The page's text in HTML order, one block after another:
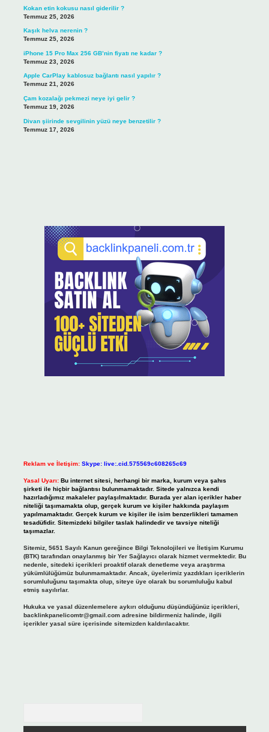
Kokan etin kokusu nasıl giderilir ?
Temmuz 25, 2026
Kaşık helva nerenin ?
Temmuz 25, 2026
iPhone 15 Pro Max 256 GB’nin fiyatı ne kadar ?
Temmuz 23, 2026
Apple CarPlay kablosuz bağlantı nasıl yapılır ?
Temmuz 21, 2026
Çam kozalağı pekmezi neye iyi gelir ?
Temmuz 19, 2026
Divan şiirinde sevgilinin yüzü neye benzetilir ?
Temmuz 17, 2026
Reklam ve İletişim: Skype: live:.cid.575569c608265c69
Yasal Uyarı: Bu internet sitesi, herhangi bir marka, kurum veya şahıs
şirketi ile hiçbir bağlantısı bulunmamaktadır. Sitede yalnızca kendi
hazırladığımız makaleler paylaşılmaktadır. Burada yer alan içerikler haber
niteliği taşımamakta olup, gerçek kurum ve kişiler hakkında paylaşım
yapılmamaktadır. Gerçek kurum ve kişiler ile isim benzerlikleri tamamen
tesadüfidir. Sitemizdeki bilgiler taslak halindedir ve tavsiye niteliği
taşımazlar.
Sitemiz, 5651 Sayılı Kanun gereğince Bilgi Teknolojileri ve İletişim Kurumu
(BTK) tarafından onaylanmış bir Yer Sağlayıcı olarak hizmet vermektedir. Bu
nedenle, sitedeki içerikleri proaktif olarak denetleme veya araştırma
yükümlülüğümüz bulunmamaktadır. Ancak, üyelerimiz yazdıkları içeriklerin
sorumluluğunu taşımakta olup, siteye üye olarak bu sorumluluğu kabul
etmiş sayılırlar.
Hukuka ve yasal düzenlemelere aykırı olduğunu düşündüğünüz içerikleri,
backlinkpanelicomtr@gmail.comadresine bildirmeniz halinde, ilgili
içerikler yasal süre içerisinde sitemizden kaldırılacaktır.